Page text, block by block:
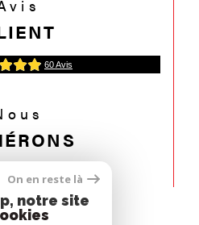
Avis
Nous
On en reste là
notre site